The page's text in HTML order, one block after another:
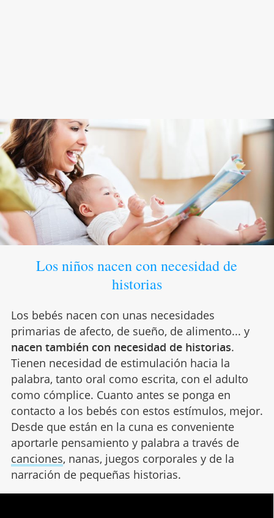
Los niños nacen con necesidad de
historias
Los bebés nacen con unas necesidades
primarias de afecto, de sueño, de alimento... y
nacen también con necesidad de historias.
Tienen necesidad de estimulación hacia la
palabra, tanto oral como escrita, con el adulto
como cómplice. Cuanto antes se ponga en
contacto a los bebés con estos estímulos, mejor.
Desde que están en la cuna es conveniente
aportarle pensamiento y palabra a través de
canciones, nanas, juegos corporales y de la
narración de pequeñas historias.